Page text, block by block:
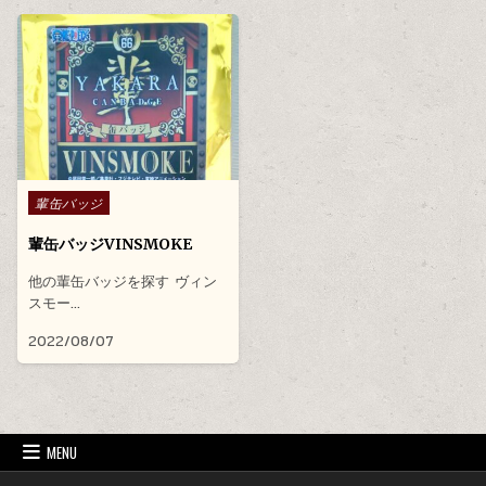
Posted in
輩缶バッジ
輩缶バッジVINSMOKE
他の輩缶バッジを探す ヴィン
スモー…
2022/08/07
MENU